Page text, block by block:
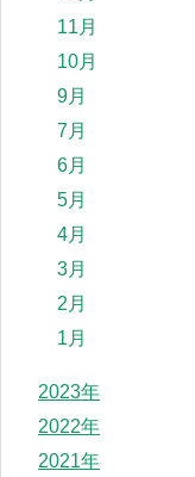
11月
10月
9月
7月
6月
5月
4月
3月
2月
1月
2023年
2022年
2021年